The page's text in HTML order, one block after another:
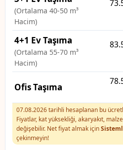
(Ortalama 40-50 m³
Hacim)
4+1 Ev Taşıma
(Ortalama 55-70 m³
Hacim)
Ofis Taşıma
07.08.2026 tarihli hesaplanan bu
Fiyatlar, kat yüksekliği, akaryakıt,
değişebilir. Net fiyat almak için
çekinmeyin!